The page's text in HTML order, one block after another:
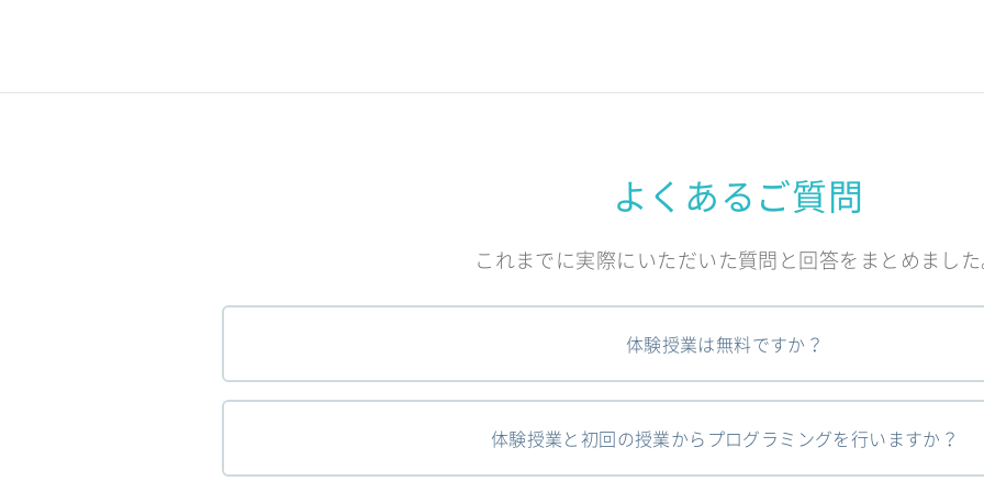
よくあるご質問
これまでに実際にいただいた質問と回答をまとめまし
体験授業は無料ですか？
体験授業と初回の授業からプログラミングを行いますか？